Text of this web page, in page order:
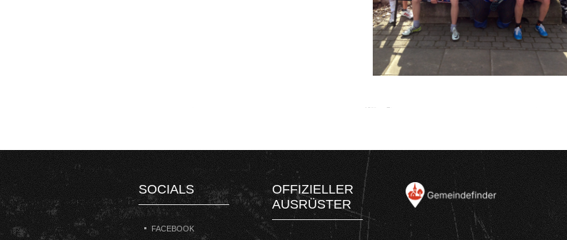
SOCIALS
FACEBOOK
OFFIZIELLER
AUSRÜSTER